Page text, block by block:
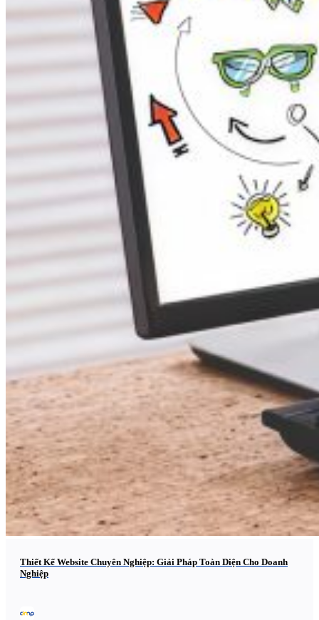
Thiết Kế Website Chuyên Nghiệp: Giải Pháp Toàn Diện Cho Doanh
Nghiệp